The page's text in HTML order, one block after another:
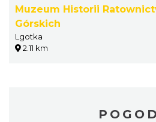
Muzeum Historii
Górskich
Lgotka
2.11 km